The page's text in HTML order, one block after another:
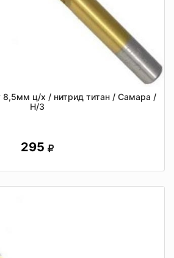
8,5мм ц/х / нитрид титан / Самара /
Н/З
295